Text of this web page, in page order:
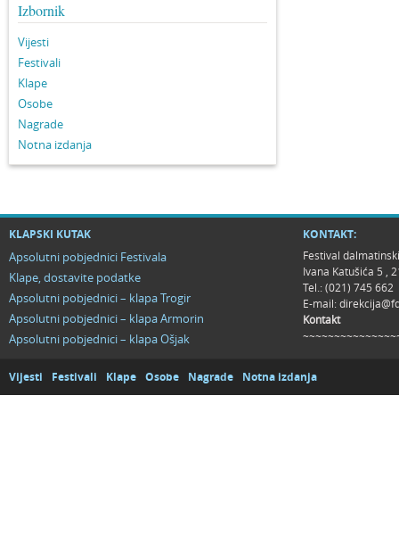
Izbornik
Vijesti
Festivali
Klape
Osobe
Nagrade
Notna izdanja
KLAPSKI KUTAK
Apsolutni pobjednici Festivala
Klape, dostavite podatke
Apsolutni pobjednici – klapa Trogir
Apsolutni pobjednici – klapa Armorin
Apsolutni pobjednici – klapa Ošjak
KONTAKT:
Festival
Ivana Katušića 5 ,
Tel.: (021) 745 662
E-mail:
Kontakt
Vijesti Festivali Klape Osobe Nagrade Notna izdanja